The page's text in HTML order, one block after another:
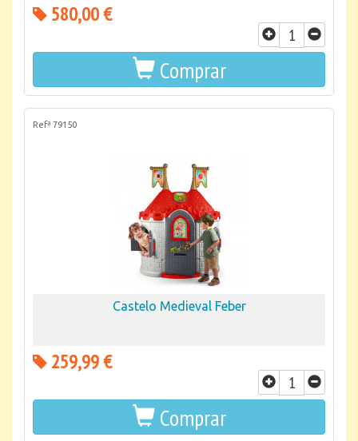
580,00 €
Comprar
Refª 79150
Castelo Medieval Feber
259,99 €
Comprar